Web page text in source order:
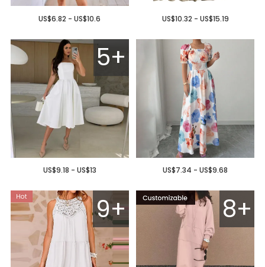
US$10.32 - US$15.19
US$6.82 - US$10.6
US$7.34 - US$9.68
5+
US$9.18 - US$13
8+
9+